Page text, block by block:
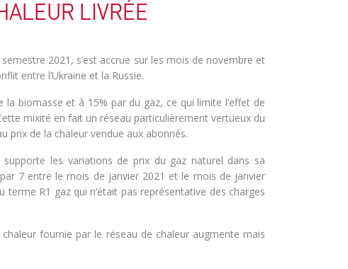
LIVRÉE
2021, s’est accrue sur les mois de novembre et
entre l’Ukraine et la Russie.
la biomasse et à 15% par du gaz, ce qui limite l’effet de
mixité en fait un réseau particulièrement vertueux du
prix de la chaleur vendue aux abonnés.
les variations de prix du gaz naturel dans sa
7 entre le mois de janvier 2021 et le mois de janvier
terme R1 gaz qui n’était pas représentative des charges
fournie par le réseau de chaleur augmente mais